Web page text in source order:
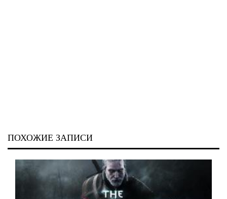
ПОХОЖИЕ ЗАПИСИ